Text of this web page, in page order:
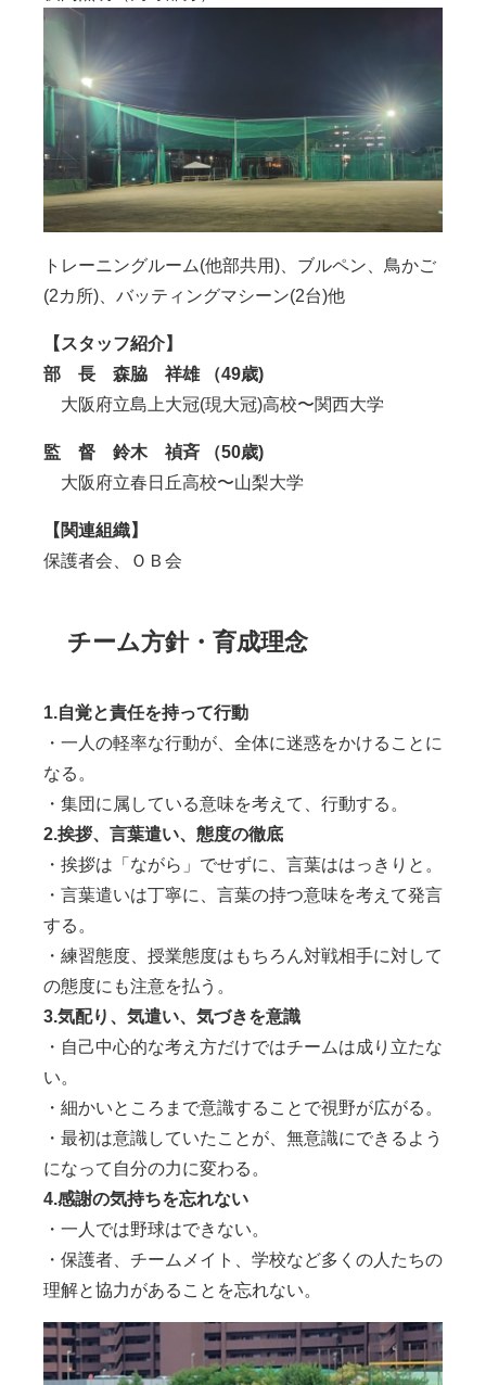
トレーニングルーム(他部共用)、ブルペン、鳥かご
(2カ所)、バッティングマシーン(2台)他
【スタッフ紹介】
部 長 森脇 祥雄 （49歳)
大阪府立島上大冠(現大冠)高校〜関西大学
監 督 鈴木 禎斉 （50歳)
大阪府立春日丘高校〜山梨大学
【関連組織】
保護者会、ＯＢ会
チーム方針・育成理念
1.自覚と責任を持って行動
・一人の軽率な行動が、全体に迷惑をかけることに
なる。
・集団に属している意味を考えて、行動する。
2.挨拶、言葉遣い、態度の徹底
・挨拶は「ながら」でせずに、言葉ははっきりと。
・言葉遣いは丁寧に、言葉の持つ意味を考えて発言
する。
・練習態度、授業態度はもちろん対戦相手に対して
の態度にも注意を払う。
3.気配り、気遣い、気づきを意識
・自己中心的な考え方だけではチームは成り立たな
い。
・細かいところまで意識することで視野が広がる。
・最初は意識していたことが、無意識にできるよう
になって自分の力に変わる。
4.感謝の気持ちを忘れない
・一人では野球はできない。
・保護者、チームメイト、学校など多くの人たちの
理解と協力があることを忘れない。